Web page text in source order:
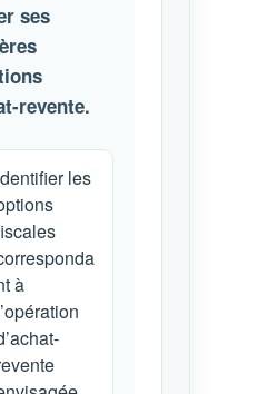
ses
revente.
les
à